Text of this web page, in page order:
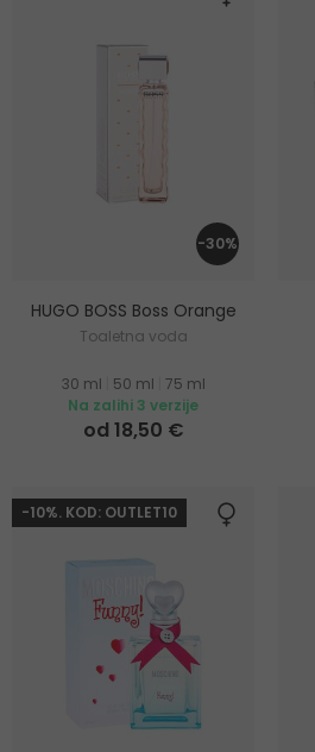
-30%
HUGO BOSS Boss Orange
Toaletna voda
30 ml 50 ml 75 ml
Na zalihi 3 verzije
od 18,50 €
-10%. KOD: OUTLET10